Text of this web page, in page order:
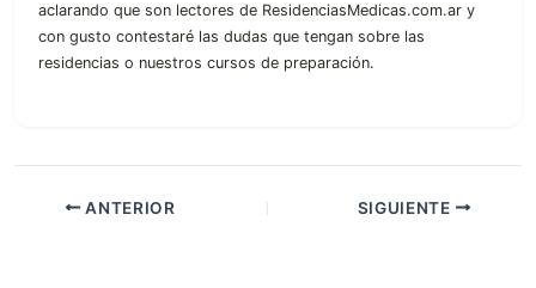
aclarando que son lectores de ResidenciasMedicas.com.ar y
con gusto contestaré las dudas que tengan sobre las
residencias o nuestros cursos de preparación.
ANTERIOR SIGUIENTE